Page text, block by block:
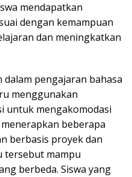
mendapatkan
dengan kemampuan
dan meningkatkan
pengajaran bahasa
menggunakan
untuk mengakomodasi
beberapa
berbasis proyek dan
tersebut mampu
berbeda. Siswa yang